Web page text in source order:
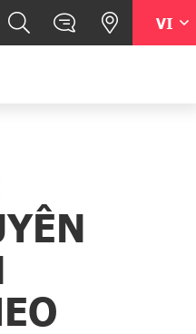
HKB TUYỂN DỤNG NHÂN
TÌM KIẾMVI